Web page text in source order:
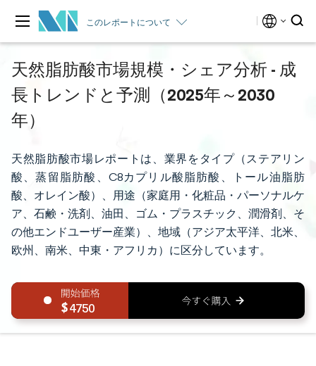
このレポートについて
天然脂肪酸市場規模・シェア分析 - 成
長トレンドと予測（2025年～2030
年）
天然脂肪酸市場レポートは、業界をタイプ（ステアリン
酸、蒸留脂肪酸、C8カプリル酸脂肪酸、トール油脂肪
酸、オレイン酸）、用途（家庭用・化粧品・パーソナルケ
ア、石鹸・洗剤、油田、ゴム・プラスチック、潤滑剤、そ
の他エンドユーザー産業）、地域（アジア太平洋、北米、
欧州、南米、中東・アフリカ）に区分しています。
4750